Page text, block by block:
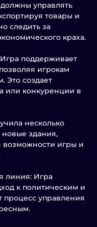
управлять
товары и
следить за
краха.
поддерживает
игрокам
Это создает
или конкуренции в
несколько
здания,
игры и
линия: Игра
к политическим и
процесс управления